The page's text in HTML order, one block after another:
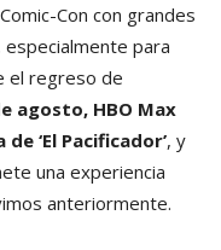
Con con grandes
para
el regreso de
agosto, HBO Max
‘El Pacificador’, y
una experiencia
anteriormente.